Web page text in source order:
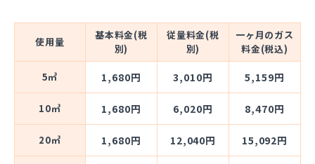
使用量
基本料金(税
別)
従量料金(税
別)
一ヶ月のガス
料金(税込)
5㎥ 1,680円 3,010円 5,159円
10㎥ 1,680円 6,020円 8,470円
20㎥ 1,680円 12,040円 15,092円